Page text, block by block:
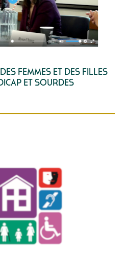
femmes et des filles
et Sourdes